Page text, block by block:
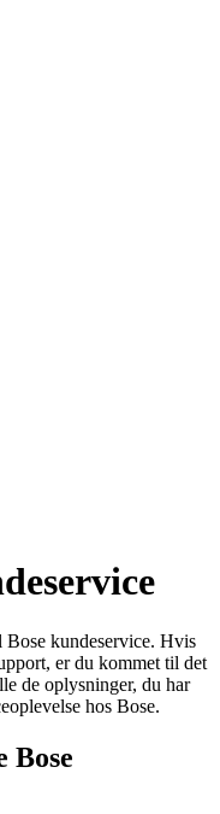
kundeservice. Hvis
er du kommet til det
de oplysninger, du har
hos Bose.
Bose